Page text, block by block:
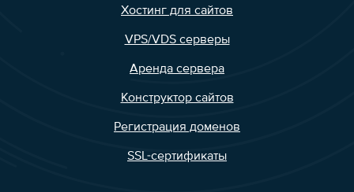
Хостинг для сайтов
VPS/VDS серверы
Аренда сервера
Конструктор сайтов
Регистрация доменов
SSL-сертификаты